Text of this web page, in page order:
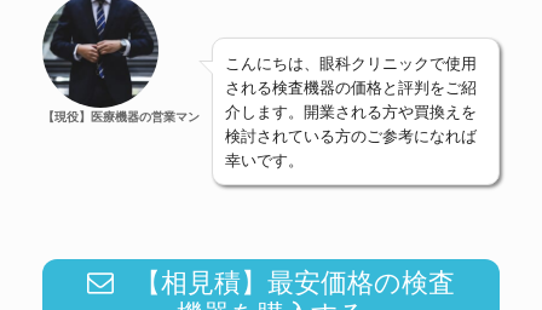
【現役】医療機器の営業マン
こんにちは、眼科クリニックで使用
される検査機器の価格と評判をご紹
介します。開業される方や買換えを
検討されている方のご参考になれば
幸いです。
【相見積】最安価格の検査